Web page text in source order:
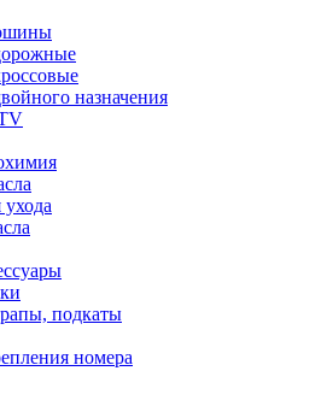
назначения
ухода
подкаты
номера